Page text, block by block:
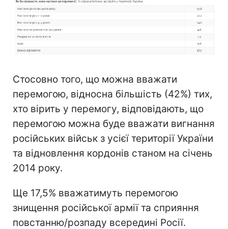
Стосовно того, що можна вважати
перемогою, відносна більшість (42%) тих,
хто вірить у перемогу, відповідають, що
перемогою можна буде вважати вигнання
російських військ з усієї території України
та відновлення кордонів станом на січень
2014 року.
Ще 17,5% вважатимуть перемогою
знищення російської армії та сприяння
повстанню/розпаду всередині Росії.